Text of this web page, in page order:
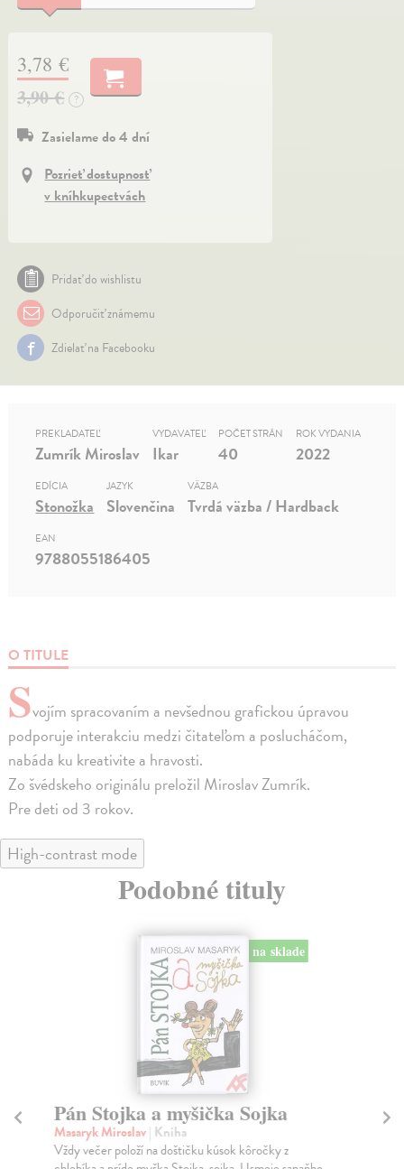
3,78 €
3,90 €
?
Zasielame do 4 dní
Pozrieť dostupnosť
v kníhkupectvách
Pridať do wishlistu
Odporučiť známemu
Zdielať na Facebooku
O TITULE
Svojím spracovaním a nevšednou grafickou úpravou
podporuje interakciu medzi čitateľom a poslucháčom,
nabáda ku kreativite a hravosti.
Zo švédskeho originálu preložil Miroslav Zumrík.
Pre deti od 3 rokov.
PREKLADATEĽ
Zumrík Miroslav
VYDAVATEĽ
Ikar
POČET STRÁN
40
ROK VYDANIA
2022
EDÍCIA
Stonožka
JAZYK
Slovenčina
VÄZBA
Tvrdá väzba / Hardback
EAN
9788055186405
High-contrast mode
Podobné tituly
na sklade
Pán Stojka a myšička Sojka
Masaryk Miroslav| Kniha
Vždy večer položí na doštičku kúsok kôročky z